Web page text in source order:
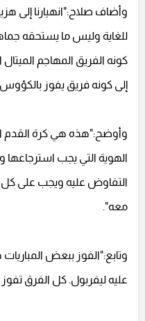
وأضاف صلاح:"انهيارنا إلى
للغاية وليس ما يستحقه
كونه الفريق المهاجم
إلى كونه فريق يفوز
وأوضح:"هذه هي كرة القدم
الهوية التي يجب استرجاعها
التفاوض عليه ويجب على كل
معه".
وتابع:"الفوز ببعض
عليه ليفربول. كل الفرق تفوز